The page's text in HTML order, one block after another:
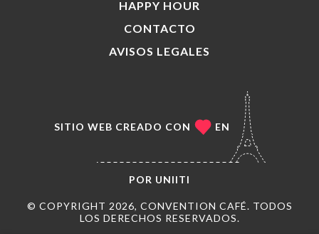
HAPPY HOUR
CONTACTO
AVISOS LEGALES
© COPYRIGHT 2026, CONVENTION CAFÉ. TODOS
LOS DERECHOS RESERVADOS.
SITIO WEB CREADO CON EN
POR UNIITI